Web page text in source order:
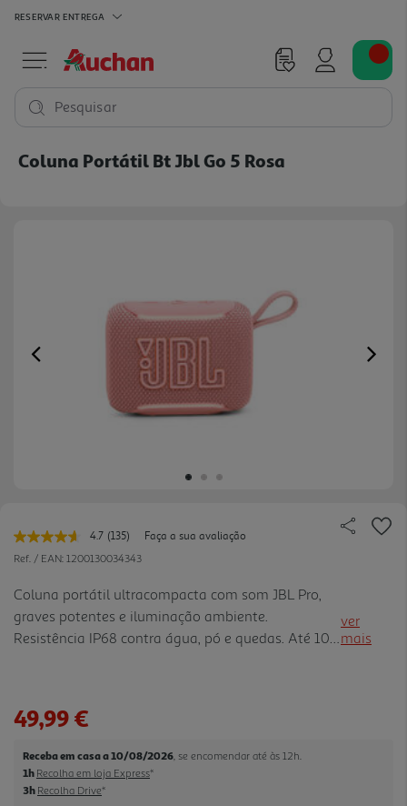
RESERVAR ENTREGA
Pesquisar
Coluna Portátil Bt Jbl Go 5 Rosa
Previous
4.7 Leu
135
Link
para
a
mesma
página.
(135)
Faça a sua avaliação
Ref. / EAN: 1200130034343
Coluna portátil ultracompacta com som JBL Pro,
graves potentes e iluminação ambiente.
Resistência IP68 contra água, pó e quedas. Até 10
Portable.
ver
mais
49,99 €
Receba em casa a 10/08/2026 , se encomendar até às 12h.
1h Recolha em loja Express*
3h Recolha Drive*